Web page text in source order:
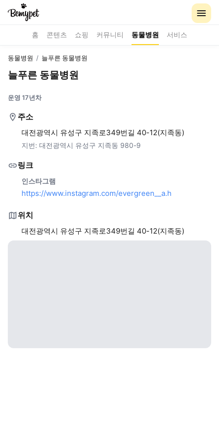
홈 콘텐츠 쇼핑 커뮤니티 동물병원 서비스
동물병원 / 늘푸른 동물병원
늘푸른 동물병원
운영 17년차
주소
대전광역시 유성구 지족로349번길 40-12(지족동)
지번: 대전광역시 유성구 지족동 980-9
링크
인스타그램
https://www.instagram.com/evergreen__a.h
위치
대전광역시 유성구 지족로349번길 40-12(지족동)